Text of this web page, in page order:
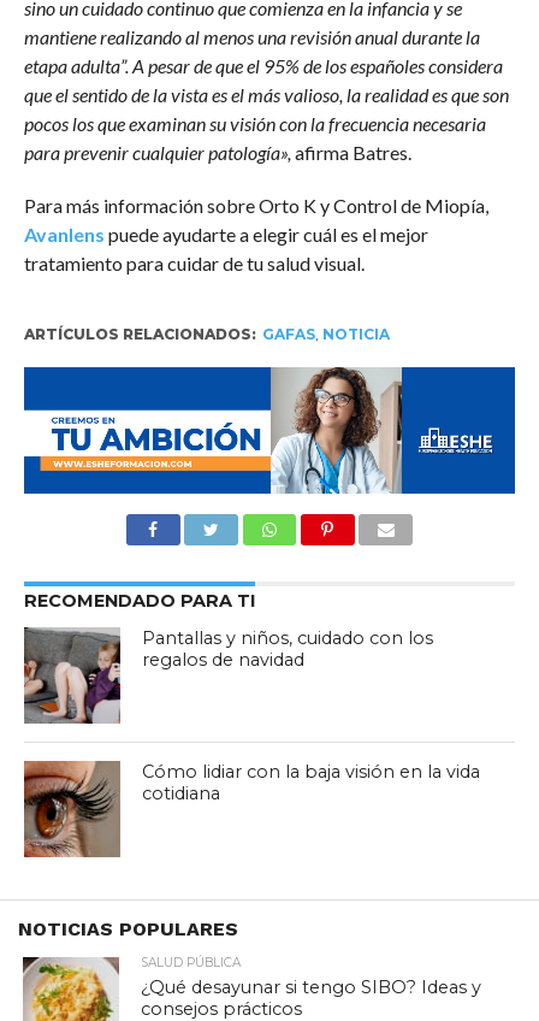
sino un cuidado continuo que comienza en la infancia y se
mantiene realizando al menos una revisión anual durante la
etapa adulta”. A pesar de que el 95% de los españoles considera
que el sentido de la vista es el más valioso, la realidad es que son
pocos los que examinan su visión con la frecuencia necesaria
para prevenir cualquier patología», afirma Batres.
Para más información sobre Orto K y Control de Miopía,
Avanlens puede ayudarte a elegir cuál es el mejor
tratamiento para cuidar de tu salud visual.
ARTÍCULOS RELACIONADOS: GAFAS, NOTICIA
RECOMENDADO PARA TI
Pantallas y niños, cuidado con los
regalos de navidad
Cómo lidiar con la baja visión en la vida
cotidiana
NOTICIAS POPULARES
SALUD PÚBLICA
¿Qué desayunar si tengo SIBO? Ideas y
consejos prácticos